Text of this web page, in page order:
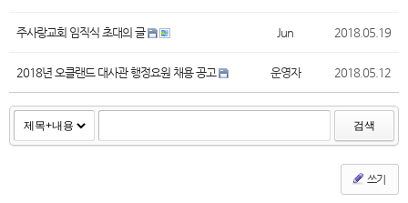
주사랑교회 임직식 초대의 글 Jun 2018.05.19
2018년 오클랜드 대사관 행정요원 채용 공고 운영자 2018.05.12
검색
쓰기